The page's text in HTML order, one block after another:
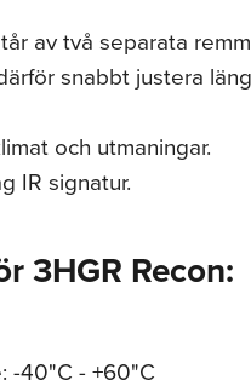
av två separata
snabbt justera
och utmaningar.
IR signatur.
3HGR Recon:
-40"C - +60"C